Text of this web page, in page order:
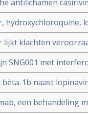
antilichamen
(EUA) voor gebruik
als behandeling van
lijkt klachten
bewijs voor.
SNG001 met
besmet met het
1b naast
van patiënten met
1b
een behandeling